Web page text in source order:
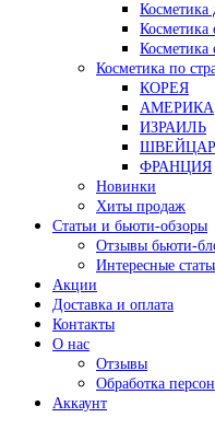
Косметика
Косметика
Косметика по
КОРЕЯ
АМЕРИКА
ИЗРАИЛЬ
ФРАНЦИЯ
Новинки
Хиты продаж
Статьи и бьюти-обзоры
Отзывы бьюти-
Интересные
Акции
Доставка и оплата
Контакты
О нас
Отзывы
Обработка
Аккаунт